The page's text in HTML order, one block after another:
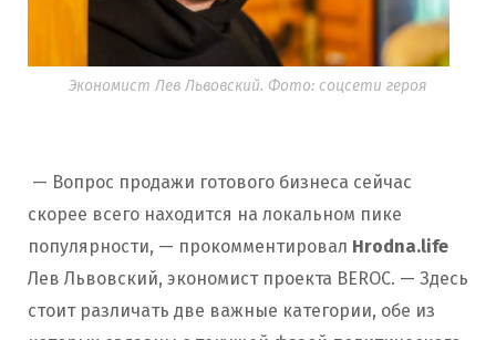
Экономист Лев Львовский. Фото: соцсети героя
— Вопрос продажи готового бизнеса сейчас
скорее всего находится на локальном пике
популярности, — прокомментировал Hrodna.life
Лев Львовский, экономист проекта BEROC. — Здесь
стоит различать две важные категории, обе из